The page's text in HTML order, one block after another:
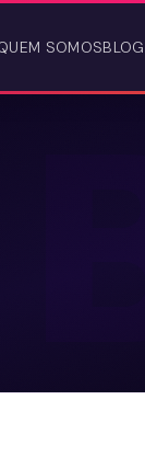
SOMOSBLOG